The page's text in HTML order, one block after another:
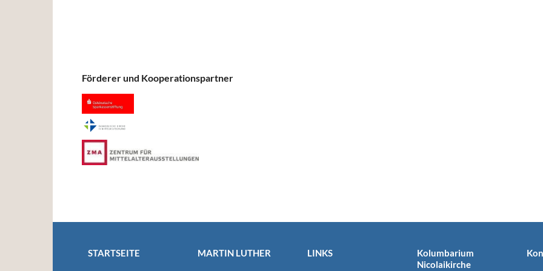
Förderer und Kooperationspartner
STARTSEITE MARTIN LUTHER LINKS
Kolumbarium
Nicolaikirche